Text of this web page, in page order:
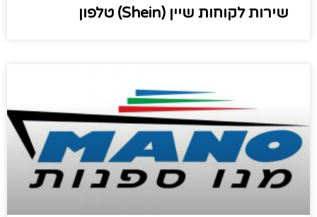
שירות לקוחות שיין (Shein) טלפון